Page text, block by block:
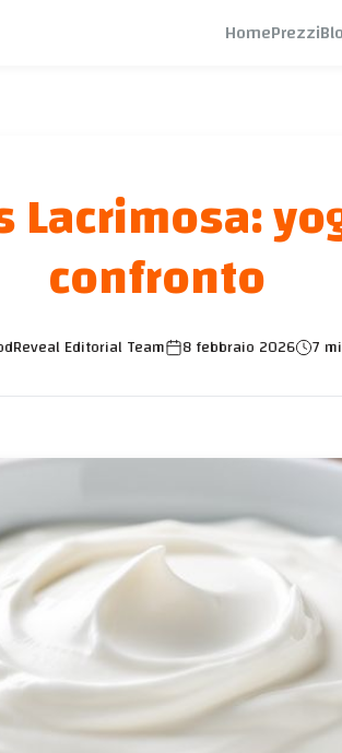
HomePrezzi
Lacrimosa:
confronto
Editorial Team 8 febbraio 2026 7